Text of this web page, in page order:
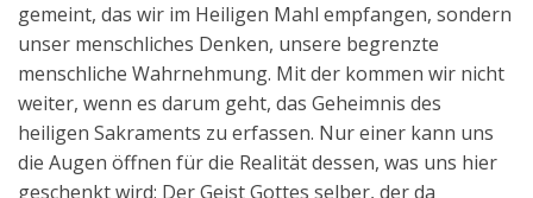
gemeint, das wir im Heiligen Mahl empfangen, sondern
unser menschliches Denken, unsere begrenzte
menschliche Wahrnehmung. Mit der kommen wir nicht
weiter, wenn es darum geht, das Geheimnis des
heiligen Sakraments zu erfassen. Nur einer kann uns
die Augen öffnen für die Realität dessen, was uns hier
geschenkt wird: Der Geist Gottes selber, der da